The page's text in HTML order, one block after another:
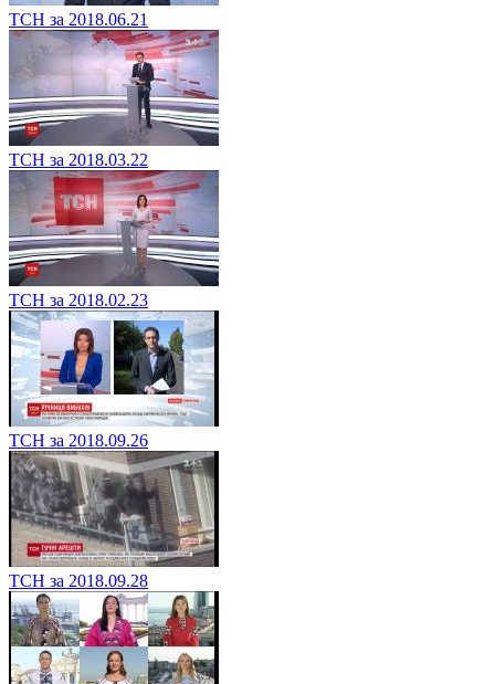
ТСН за 2018.06.21
ТСН за 2018.03.22
ТСН за 2018.02.23
ТСН за 2018.09.26
ТСН за 2018.09.28